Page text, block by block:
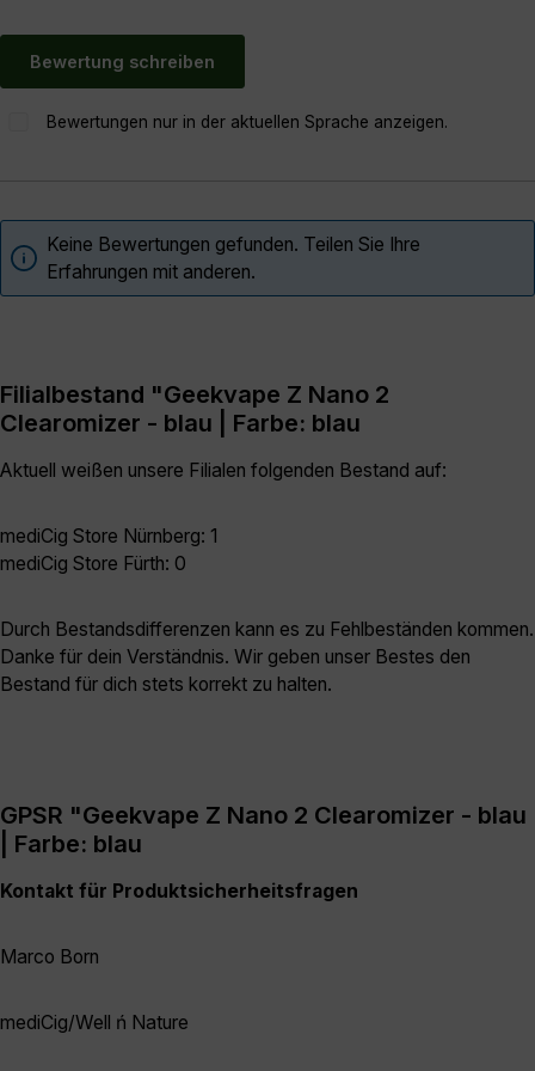
Bewertung schreiben
Bewertungen nur in der aktuellen Sprache anzeigen.
Keine Bewertungen gefunden. Teilen Sie Ihre
Erfahrungen mit anderen.
Filialbestand "Geekvape Z Nano 2
Clearomizer - blau | Farbe: blau
Aktuell weißen unsere Filialen folgenden Bestand auf:
mediCig Store Nürnberg: 1
mediCig Store Fürth: 0
Durch Bestandsdifferenzen kann es zu Fehlbeständen kommen.
Danke für dein Verständnis. Wir geben unser Bestes den
Bestand für dich stets korrekt zu halten.
GPSR "Geekvape Z Nano 2 Clearomizer - blau
| Farbe: blau
Kontakt für Produktsicherheitsfragen
Marco Born
mediCig/Well ń Nature